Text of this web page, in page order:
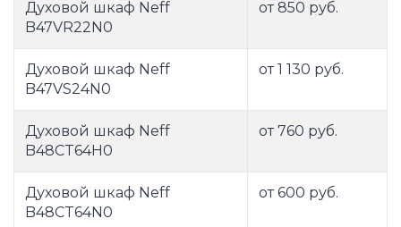
Духовой шкаф Neff
B47VR22N0
от 850 руб.
Духовой шкаф Neff
B47VS24N0
от 1 130 руб.
Духовой шкаф Neff
B48CT64H0
от 760 руб.
Духовой шкаф Neff
B48CT64N0
от 600 руб.